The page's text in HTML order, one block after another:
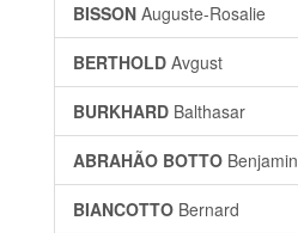
BISSON Auguste-Rosalie
BERTHOLD Avgust
BURKHARD Balthasar
ABRAHÃO BOTTO Benjamin
BIANCOTTO Bernard